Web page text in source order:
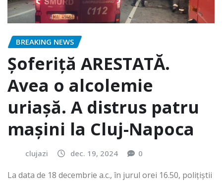
BREAKING NEWS
Șoferiță ARESTATĂ.
Avea o alcolemie
uriașă. A distrus patru
mașini la Cluj-Napoca
clujazi dec. 19, 2024 0
La data de 18 decembrie a.c., în jurul orei 16.50, polițiștii